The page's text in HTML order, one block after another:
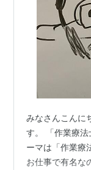
みなさんこんに
す。 「作業療
ーマは「作業療
お仕事で有名な